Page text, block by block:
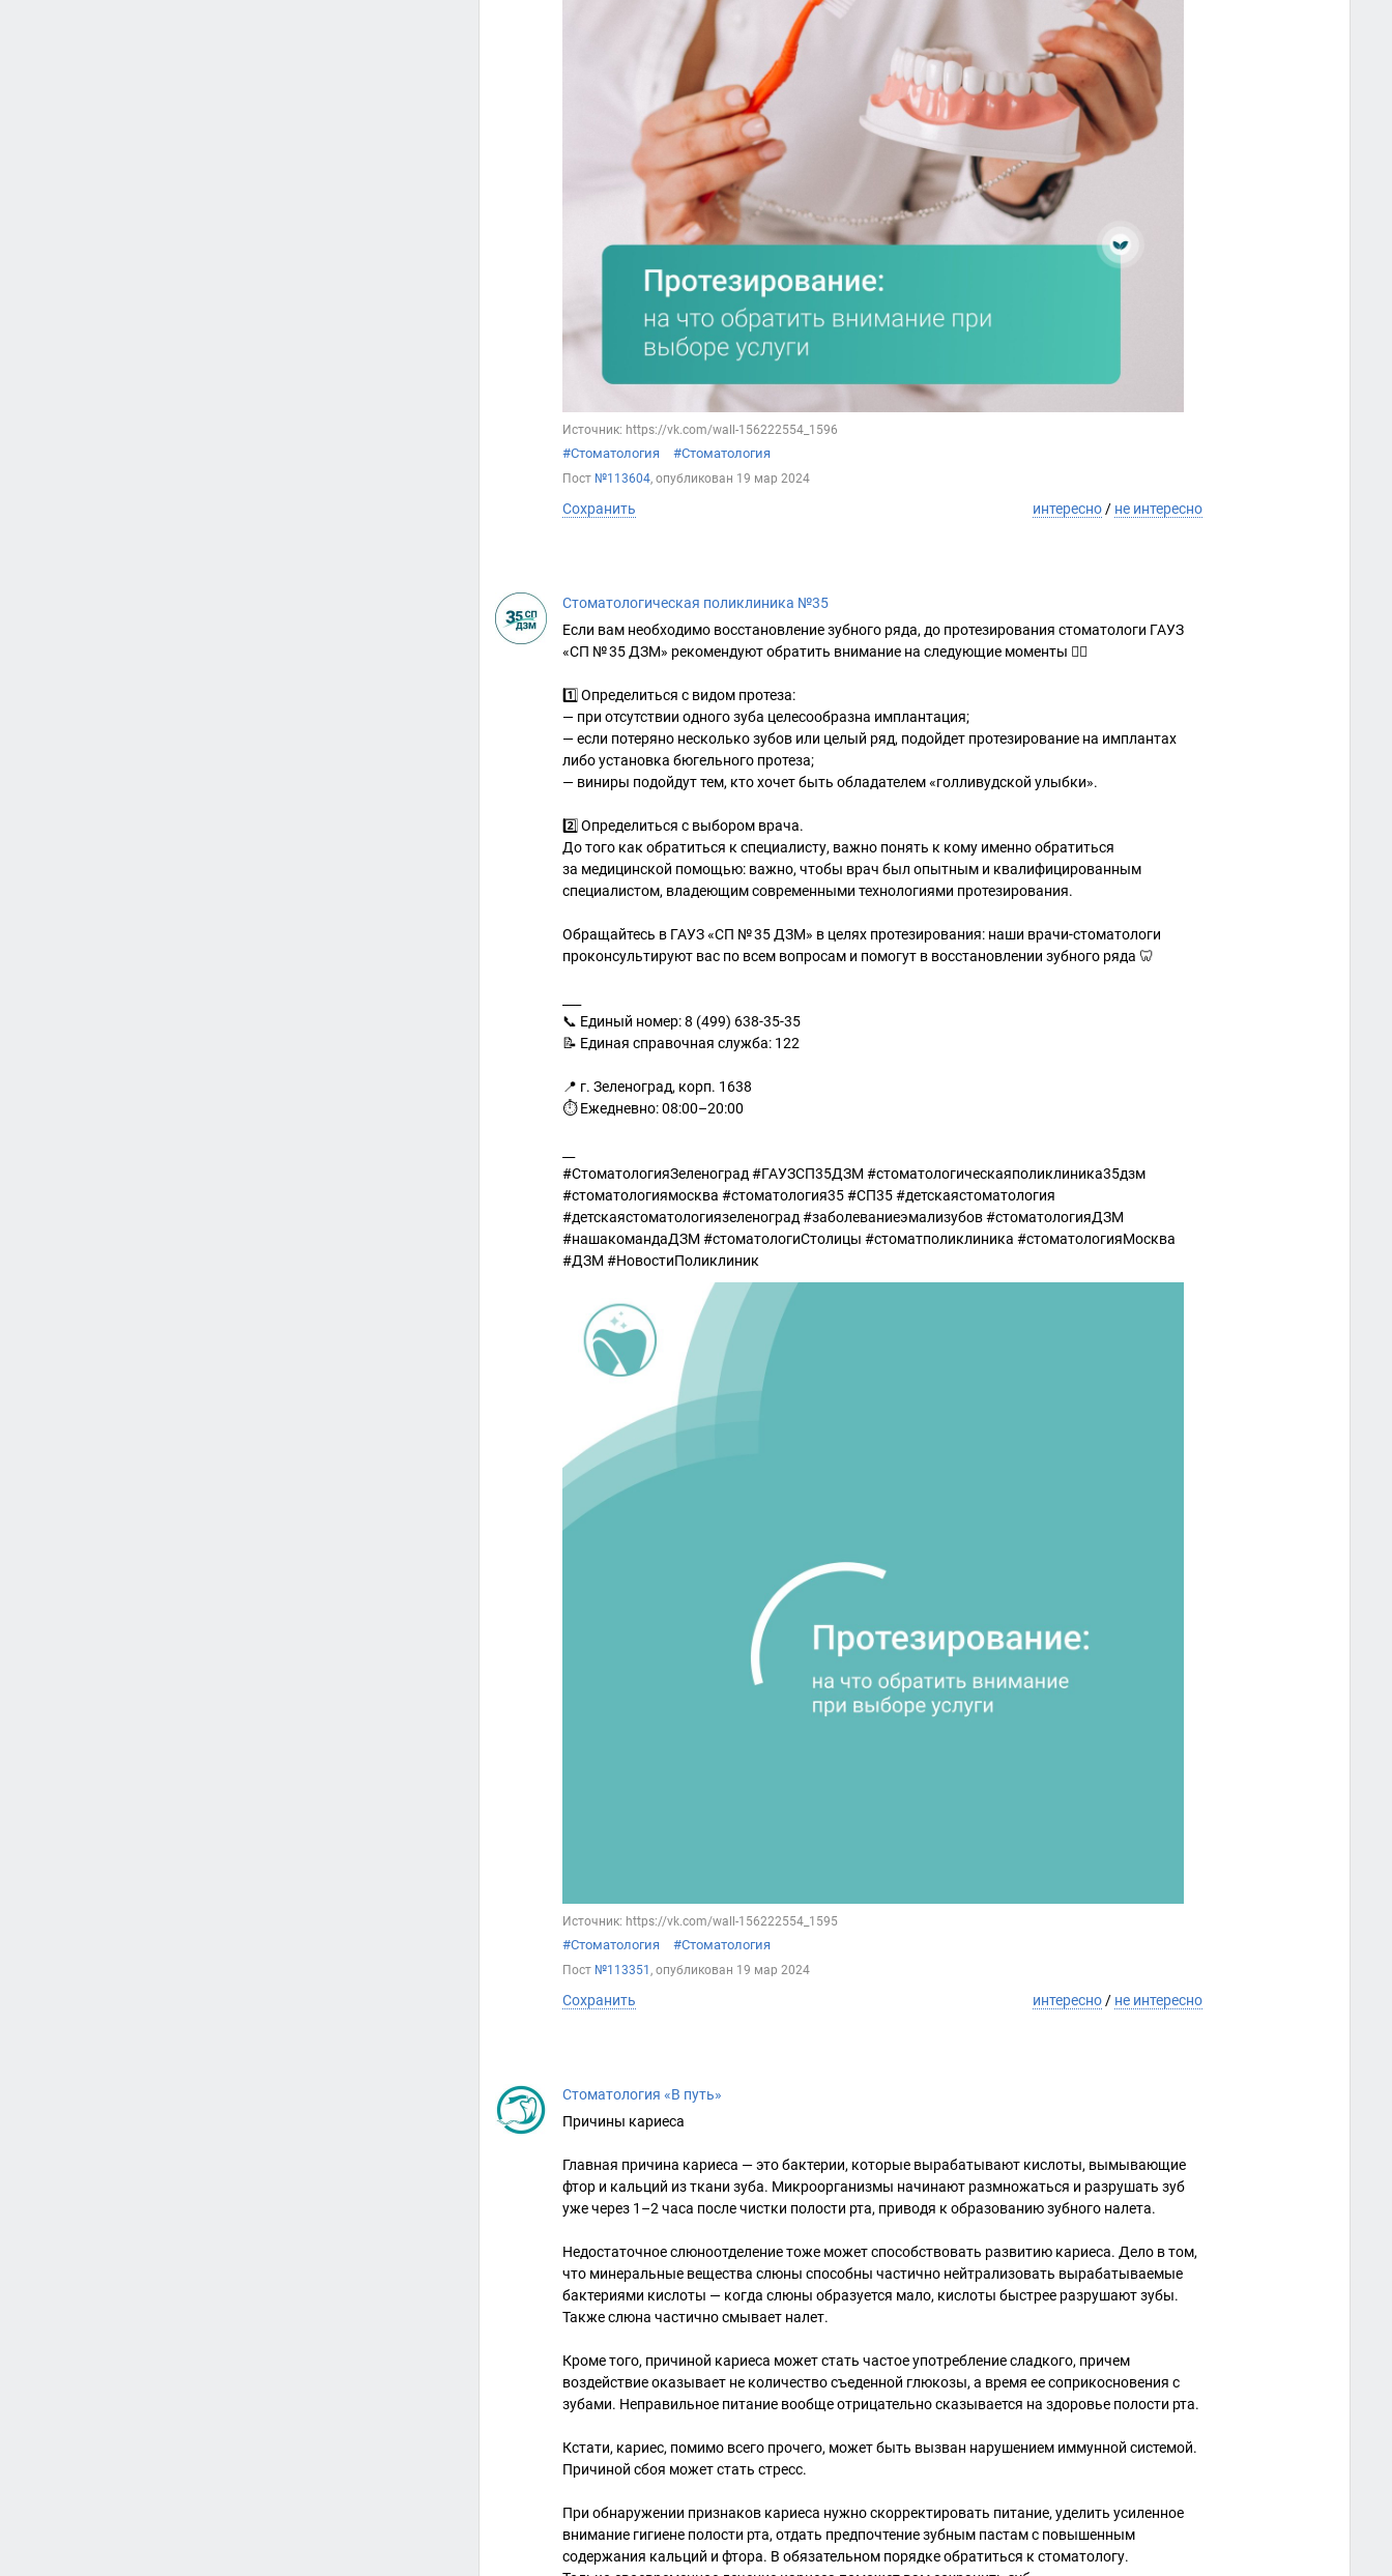
Источник: https://vk.com/wall-156222554_1596
#Стоматология #Стоматология
Пост №113604, опубликован 19 мар 2024
Сохранить интересно / не интересно
Стоматологическая поликлиника №35
Если вам необходимо восстановление зубного ряда, до протезирования стоматологи ГАУЗ
«СП № 35 ДЗМ» рекомендуют обратить внимание на следующие моменты 👇🏻
1️⃣ Определиться с видом протеза:
— при отсутствии одного зуба целесообразна имплантация;
— если потеряно несколько зубов или целый ряд, подойдет протезирование на имплантах
либо установка бюгельного протеза;
— виниры подойдут тем, кто хочет быть обладателем «голливудской улыбки».
2️⃣ Определиться с выбором врача.
До того как обратиться к специалисту, важно понять к кому именно обратиться
за медицинской помощью: важно, чтобы врач был опытным и квалифицированным
специалистом, владеющим современными технологиями протезирования.
Обращайтесь в ГАУЗ «СП № 35 ДЗМ» в целях протезирования: наши врачи-стоматологи
проконсультируют вас по всем вопросам и помогут в восстановлении зубного ряда 🦷
📞 Единый номер: 8 (499) 638-35-35
📝 Единая справочная служба: 122
📍 г. Зеленоград, корп. 1638
⏱ Ежедневно: 08:00–20:00
#СтоматологияЗеленоград #ГАУЗСП35ДЗМ #стоматологическаяполиклиника35дзм
#стоматологиямосква #стоматология35 #СП35 #детскаястоматология
#детскаястоматологиязеленоград #заболеваниеэмализубов #стоматологияДЗМ
#нашакомандаДЗМ #стоматологиСтолицы #стоматполиклиника #стоматологияМосква
#ДЗМ #НовостиПоликлиник
Источник: https://vk.com/wall-156222554_1595
#Стоматология #Стоматология
Пост №113351 , опубликован 19 мар 2024
Сохранить интересно / не интересно
Стоматология «В путь»
Причины кариеса
Главная причина кариеса — это бактерии, которые вырабатывают кислоты, вымывающие
фтор и кальций из ткани зуба. Микроорганизмы начинают размножаться и разрушать зуб
уже через 1–2 часа после чистки полости рта, приводя к образованию зубного налета.
Недостаточное слюноотделение тоже может способствовать развитию кариеса. Дело в том,
что минеральные вещества слюны способны частично нейтрализовать вырабатываемые
бактериями кислоты — когда слюны образуется мало, кислоты быстрее разрушают зубы.
Также слюна частично смывает налет.
Кроме того, причиной кариеса может стать частое употребление сладкого, причем
воздействие оказывает не количество съеденной глюкозы, а время ее соприкосновения с
зубами. Неправильное питание вообще отрицательно сказывается на здоровье полости рта.
Кстати, кариес, помимо всего прочего, может быть вызван нарушением иммунной системой.
Причиной сбоя может стать стресс.
При обнаружении признаков кариеса нужно скорректировать питание, уделить усиленное
внимание гигиене полости рта, отдать предпочтение зубным пастам с повышенным
содержания кальций и фтора. В обязательном порядке обратиться к стоматологу.